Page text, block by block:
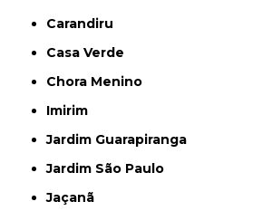
Carandiru
Casa Verde
Chora Menino
Imirim
Jardim Guarapiranga
Jardim São Paulo
Jaçanã